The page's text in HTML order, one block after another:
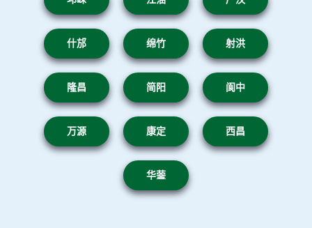
什邡 绵竹 射洪
隆昌 简阳 阆中
万源 康定 西昌
华蓥